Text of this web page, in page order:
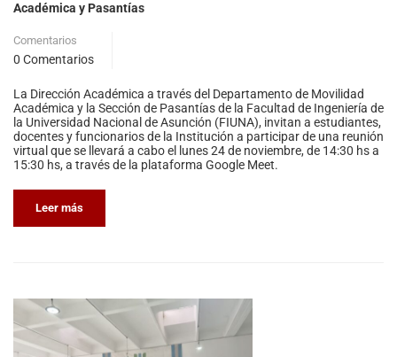
Académica y Pasantías
Comentarios
0 Comentarios
La Dirección Académica a través del Departamento de Movilidad
Académica y la Sección de Pasantías de la Facultad de Ingeniería de
la Universidad Nacional de Asunción (FIUNA), invitan a estudiantes,
docentes y funcionarios de la Institución a participar de una reunión
virtual que se llevará a cabo el lunes 24 de noviembre, de 14:30 hs a
15:30 hs, a través de la plataforma Google Meet.
Leer más